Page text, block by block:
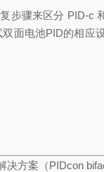
骤来区分 PID-c
面电池PID的相应
方案（PIDcon